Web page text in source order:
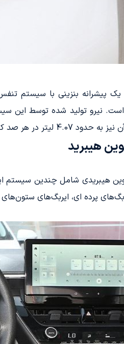
در هر صد کیلومتر می‌رسد.
هیبرید